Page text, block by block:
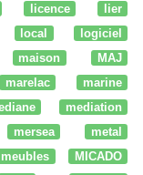
licence
lier
local
logiciel
maison
MAJ
marelac
marine
mediation
mersea
metal
meubles
MICADO